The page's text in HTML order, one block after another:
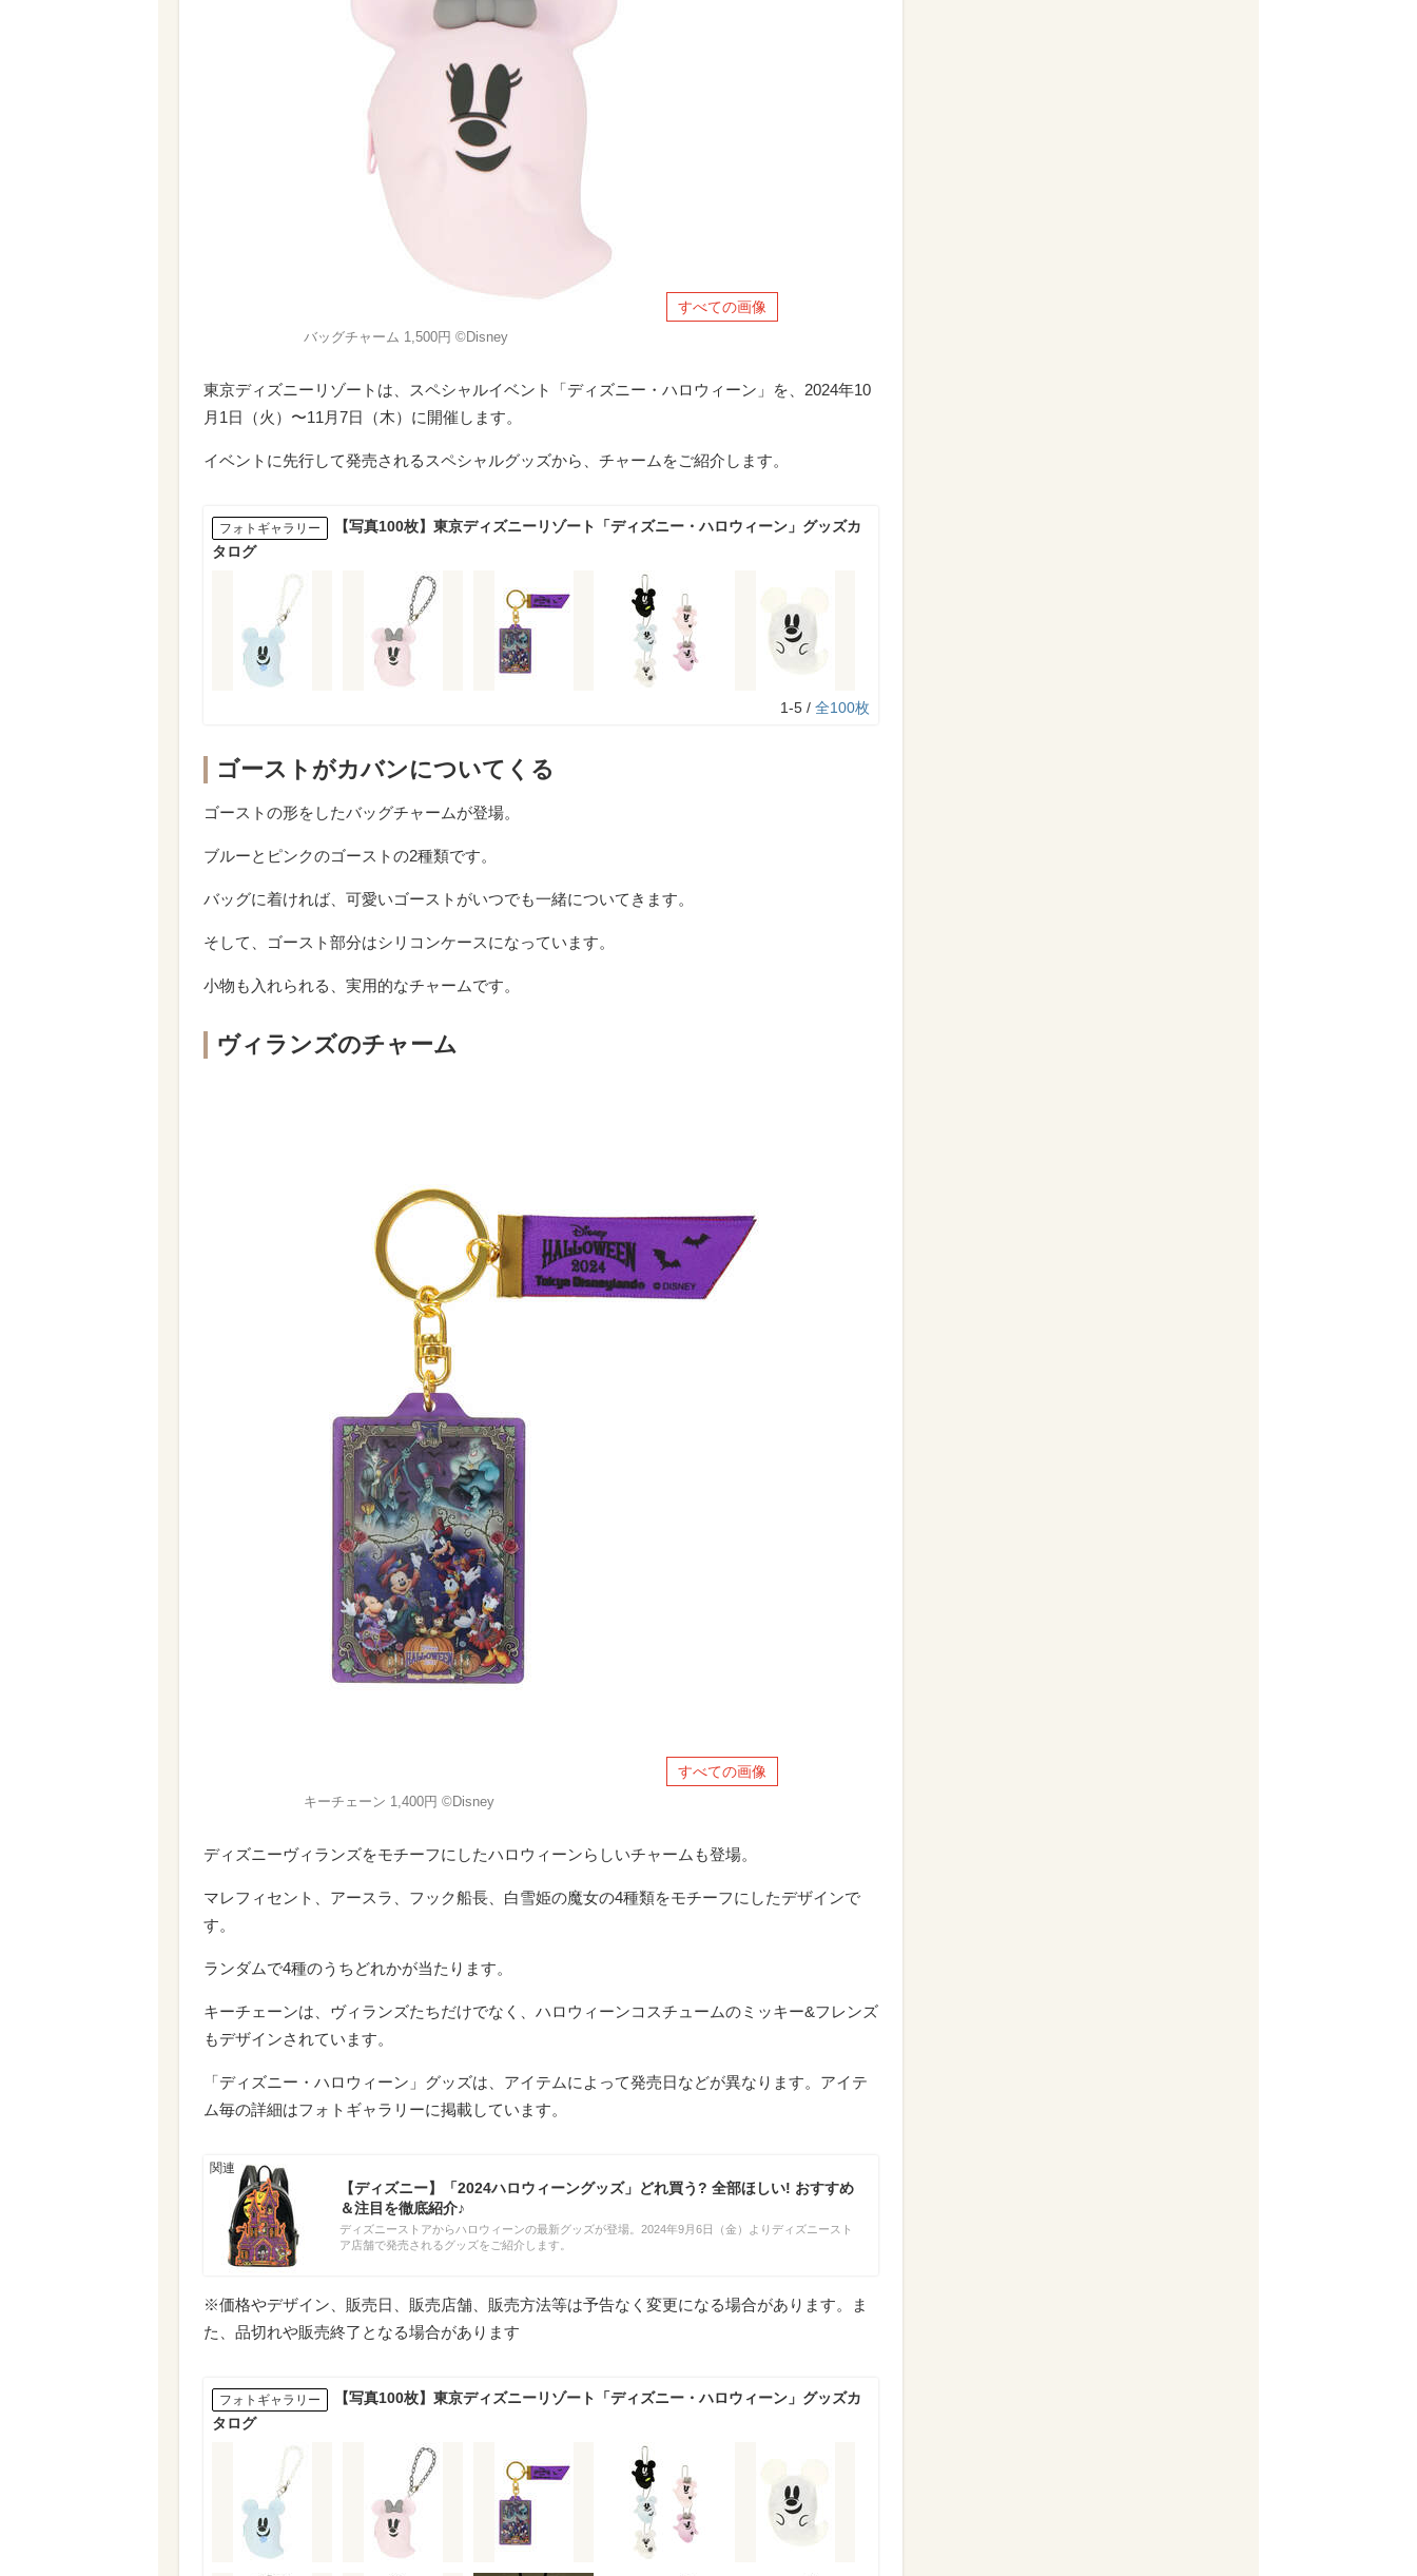
すべての画像
バッグチャーム 1,500円 ©Disney
東京ディズニーリゾートは、スペシャルイベント「ディズニー・ハロウィーン」を、2024年10
月1日（火）〜11月7日（木）に開催します。
イベントに先行して発売されるスペシャルグッズから、チャームをご紹介します。
フォトギャラリー
【写真100枚】東京ディズニーリゾート「ディズニー・ハロウィーン」グッズカ
タログ
1-5 / 全100枚
ゴーストがカバンについてくる
ゴーストの形をしたバッグチャームが登場。
ブルーとピンクのゴーストの2種類です。
バッグに着ければ、可愛いゴーストがいつでも一緒についてきます。
そして、ゴースト部分はシリコンケースになっています。
小物も入れられる、実用的なチャームです。
ヴィランズのチャーム
すべての画像
キーチェーン 1,400円 ©Disney
ディズニーヴィランズをモチーフにしたハロウィーンらしいチャームも登場。
マレフィセント、アースラ、フック船長、白雪姫の魔女の4種類をモチーフにしたデザインで
す。
ランダムで4種のうちどれかが当たります。
キーチェーンは、ヴィランズたちだけでなく、ハロウィーンコスチュームのミッキー&フレンズ
もデザインされています。
「ディズニー・ハロウィーン」グッズは、アイテムによって発売日などが異なります。アイテ
ム毎の詳細はフォトギャラリーに掲載しています。
【ディズニー】「2024ハロウィーングッズ」どれ買う? 全部ほしい! おすすめ
＆注目を徹底紹介♪
ディズニーストアからハロウィーンの最新グッズが登場。2024年9月6日（金）よりディズニースト
ア店舗で発売されるグッズをご紹介します。
※価格やデザイン、販売日、販売店舗、販売方法等は予告なく変更になる場合があります。ま
た、品切れや販売終了となる場合があります
フォトギャラリー
【写真100枚】東京ディズニーリゾート「ディズニー・ハロウィーン」グッズカ
タログ